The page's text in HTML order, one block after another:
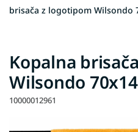
brisača z logotipom Wilsondo
Kopalna
Wilsondo
10000012961